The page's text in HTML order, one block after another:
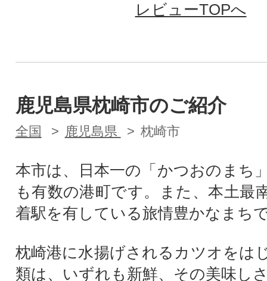
レビューTOPへ
鹿児島県枕崎市のご紹介
全国 鹿児島県 枕崎市
本市は、日本一の「かつおのまち
も有数の港町です。また、本土最
着駅を有している旅情豊かなまち
枕崎港に水揚げされるカツオをは
類は、いずれも新鮮、その美味し